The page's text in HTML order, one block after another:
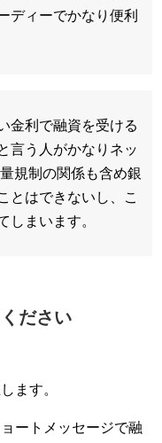
ディーでかなり便利
金利で融資を受ける
言う人がかなりネッ
規制の関係も含め銀
とはできないし、こ
しまいます。
ださい
ます。
ートメッセージで融